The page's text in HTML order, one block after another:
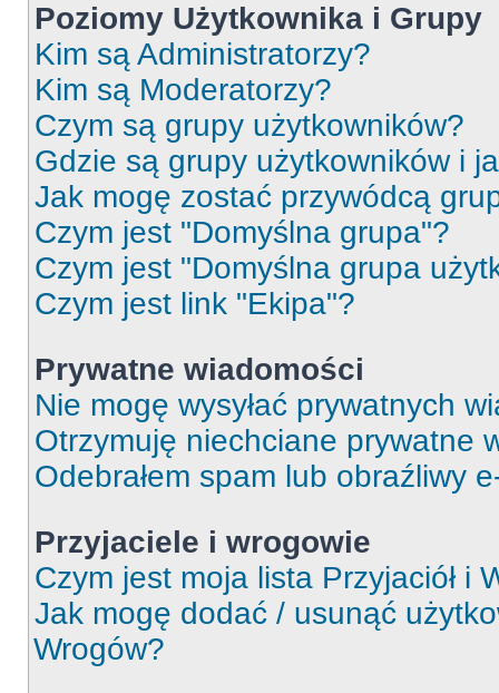
Poziomy Użytkownika i Grupy
Kim są Administratorzy?
Kim są Moderatorzy?
Czym są grupy użytkowników?
Gdzie są grupy użytkowników i
Jak mogę zostać przywódcą
Czym jest "Domyślna grupa"?
Czym jest "Domyślna grupa
Czym jest link "Ekipa"?
Prywatne wiadomości
Nie mogę wysyłać prywatnych
Otrzymuję niechciane prywatne
Odebrałem spam lub obraźliwy
Przyjaciele i wrogowie
Czym jest moja lista Przyjaciół i
Jak mogę dodać / usunąć
Wrogów?